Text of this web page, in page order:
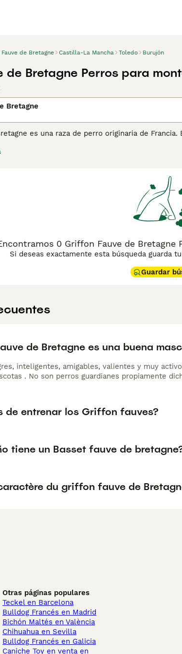
de Bretagne Castilla-La Mancha Toledo Burujón
de Bretagne Perros para
Bretagne
es una raza de perro originaria de
de consejos sobre el Griffon Fauve de Bretagne
0 Griffon Fauve de Bretagne
Si deseas exactamente esta búsqueda guarda
Guardar
de Bretagne es una buena
inteligentes, amigables, valientes y muy
. No son perros guardianes propiamente
de entrenar los Griffon fauves?
tiene un Basset fauve de
du griffon fauve de
Otras páginas populares
Teckel en Barcelona
Bulldog Francés en Madrid
Bichón Maltés en València
Chihuahua en Sevilla
Bulldog Francés en Galicia
Caniche Toy en venta en